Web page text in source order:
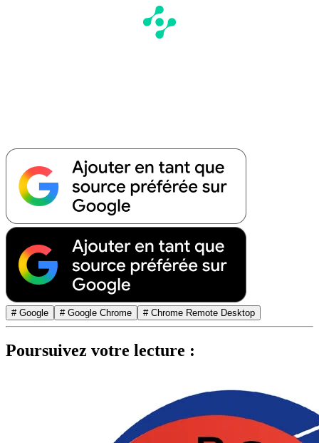
# Google # Google Chrome # Chrome Remote Desktop
Poursuivez votre lecture :